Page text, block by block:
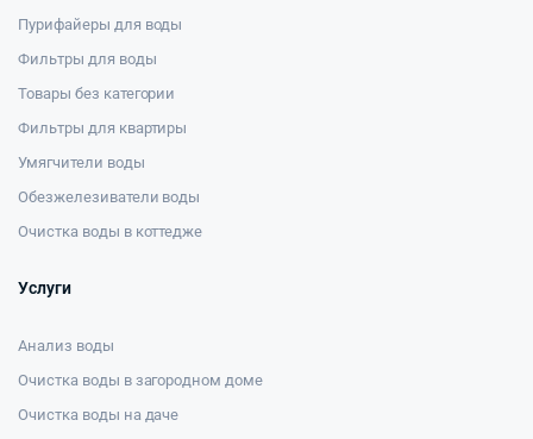
Пурифайеры для воды
Фильтры для воды
Товары без категории
Фильтры для квартиры
Умягчители воды
Обезжелезиватели воды
Очистка воды в коттедже
Услуги
Анализ воды
Очистка воды в загородном доме
Очистка воды на даче